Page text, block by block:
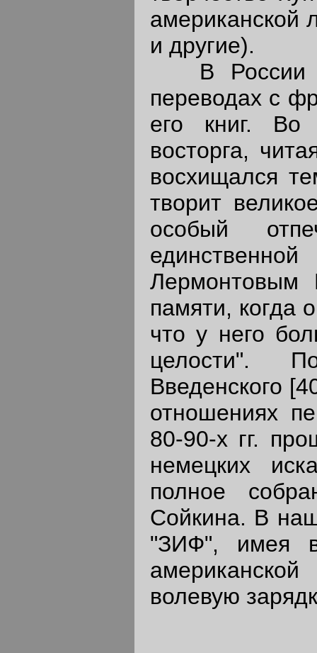
американской
и другие).
В России К.
переводах с
его книг. Во
восторга,
восхищался
творит
особый
Лермонтовым
памяти, когда
что у него
целости".
Введенского
отношениях
80-90-х гг.
немецких
полное
Сойкина. В
"ЗИФ", имея в
волевую